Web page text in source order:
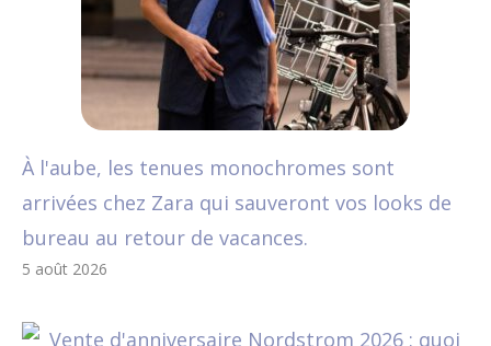
À l'aube, les tenues monochromes sont
arrivées chez Zara qui sauveront vos looks de
bureau au retour de vacances.
5 août 2026